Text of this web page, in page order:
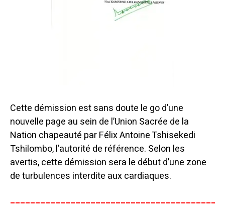
Cette démission est sans doute le go d’une
nouvelle page au sein de l’Union Sacrée de la
Nation chapeauté par Félix Antoine Tshisekedi
Tshilombo, l’autorité de référence. Selon les
avertis, cette démission sera le début d’une zone
de turbulences interdite aux cardiaques.